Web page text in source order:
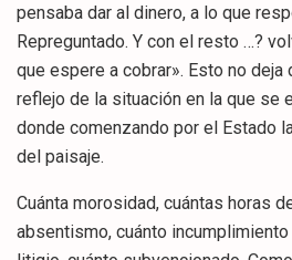
pensaba dar al dinero, a lo que
Repreguntado. Y con el resto …?
que espere a cobrar». Esto no
reflejo de la situación en la que se
donde comenzando por el Estado
del paisaje.
Cuánta morosidad, cuántas horas
absentismo, cuánto